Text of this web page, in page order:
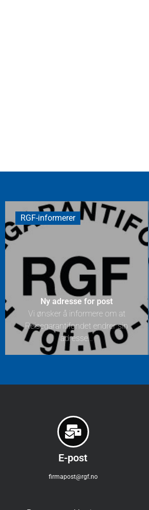
RGF-informerer
Ny adresse for post
Vi ønsker å informere om at
Reisegarantifondet endrer sin
adresse...
E-post
firmapost@rgf.no